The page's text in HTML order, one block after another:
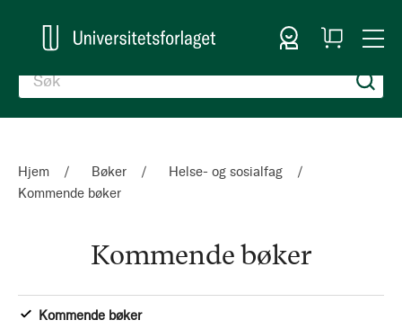
Logg inn
Handlekurv
Hjem Bøker
Helse- og sosialfag
Kommende bøker
Kommende bøker
Kategorier
Kommende bøker